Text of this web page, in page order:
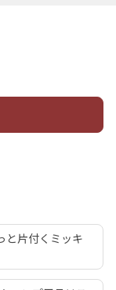
と片付くミッキ